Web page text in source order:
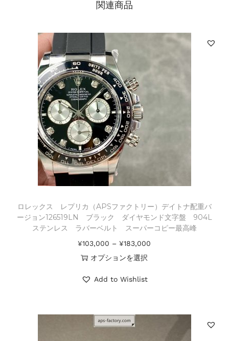
関連商品
ロレックス レプリカ（APSファクトリー）デイトナ配重バ
ージョン126519LN ブラック ダイヤモンド文字盤 904L
ステンレス ラバーベルト スーパーコピー最高峰
¥103,000 –¥183,000
オプションを選択
Add to Wishlist